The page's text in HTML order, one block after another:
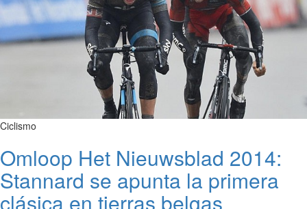
Ciclismo
Omloop Het Nieuwsblad 2014:
Stannard se apunta la primera
clásica en tierras belgas